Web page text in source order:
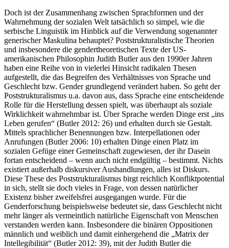
Doch ist der Zusammenhang zwischen Sprachformen und der
Wahrnehmung der sozialen Welt tatsächlich so simpel, wie die
serbische Linguistik im Hinblick auf die Verwendung sogenannter
generischer Maskulina behauptet? Poststrukturalistische Theorien
und insbesondere die gendertheoretischen Texte der US-
amerikanischen Philosophin Judith Butler aus den 1990er Jahren
haben eine Reihe von in vielerlei Hinsicht radikalen Thesen
aufgestellt, die das Begreifen des Verhältnisses von Sprache und
Geschlecht bzw. Gender grundlegend verändert haben. So geht der
Poststrukturalismus u.a. davon aus, dass Sprache eine entscheidende
Rolle für die Herstellung dessen spielt, was überhaupt als soziale
Wirklichkeit wahrnehmbar ist. Über Sprache werden Dinge erst „ins
Leben gerufen“ (Butler 2012: 26) und erhalten durch sie Gestalt.
Mittels sprachlicher Benennungen bzw. Interpellationen oder
Anrufungen (Butler 2006: 10) erhalten Dinge einen Platz im
sozialen Gefüge einer Gemeinschaft zugewiesen, der ihr Dasein
fortan entscheidend – wenn auch nicht endgültig – bestimmt. Nichts
existiert außerhalb diskursiver Aushandlungen, alles ist Diskurs.
Diese These des Poststrukturalismus birgt reichlich Konfliktpotential
in sich, stellt sie doch vieles in Frage, von dessen natürlicher
Existenz bisher zweifelsfrei ausgegangen wurde. Für die
Genderforschung beispielsweise bedeutet sie, dass Geschlecht nicht
mehr länger als vermeintlich natürliche Eigenschaft von Menschen
verstanden werden kann. Insbesondere die binären Oppositionen
männlich und weiblich und damit einhergehend die „Matrix der
Intellegibilität“ (Butler 2012: 39), mit der Judith Butler die